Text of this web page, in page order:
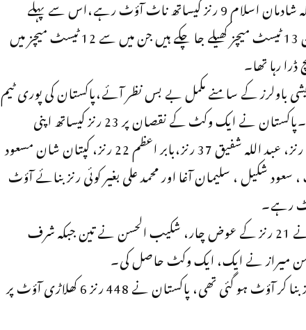
بنگلہ دیش کی طرف سےذاکر حسن 15رنز جبکہ شادمان اسلام 9 رنز کیساتھ ناٹ آؤٹ رہے،اس سے پہلے
پاکستان اور بنگلہ دیش کی ٹیموں کے درمیان 13 ٹیسٹ میچز کھیلے جا چکے ہیں جن میں سے 12 ٹیسٹ میچز میں
رہا تھا۔
باولرز کے سامنے مکمل بے بس نظر آئے،پاکستان کی پوری ٹیم
دوسری اننگز میں 146 رنز بنا کر آوٹ ہو گئی۔پاکستان نے ایک وکٹ کے نقصان پر 23 رنز کیساتھ اپنی
دوسری اننگز کا آغاز کیا تھا،محمد رضوان 51 رنز، عبد اللہ شفیق 37 رنز،بابر اعظم 22 رنز، کپتان شان مسعود
سعود شکیل ، سلیمان آغا اور محمد علی بغیر کوئی رنز بنائے آؤٹ
رہے۔
بنگلہ دیش کی جانب سے مہدی حسن میراز نے 21 رنز کے عوض چار، شکیب الحسن نے تین جبکہ شرف
حسن میراز نے ایک، ایک وکٹ حاصل کی۔
بنگلہ دیش کی ٹیم اپنی پہلی اننگ میں 565 رنز بنا کر آؤٹ ہو گئی تھی، پاکستان نے 448 رنز 6 کھلاڑی آؤٹ پر